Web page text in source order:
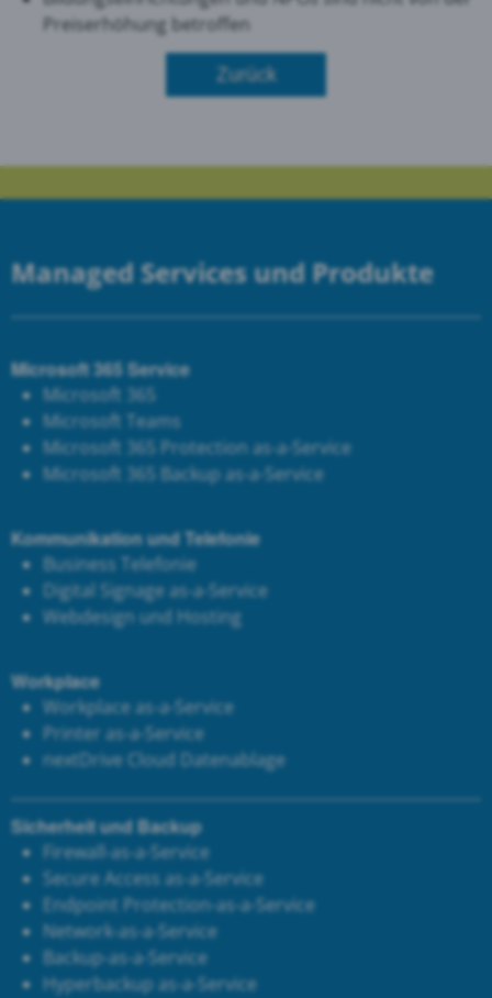
Preiserhöhung betroffen
Zurück
Managed Services und Produkte
Microsoft 365 Service
Microsoft 365
Microsoft Teams
Microsoft 365 Protection as-a-Service
Microsoft 365 Backup as-a-Service
Kommunikation und Telefonie
Business Telefonie
Digital Signage as-a-Service
Webdesign und Hosting
Workplace
Workplace as-a-Service
Printer as-a-Service
nextDrive Cloud Datenablage
Sicherheit und Backup
Firewall-as-a-Service
Secure Access as-a-Service
Endpoint Protection-as-a-Service
Network-as-a-Service
Backup-as-a-Service
Hyperbackup as-a-Service